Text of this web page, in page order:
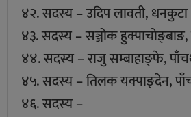
४२. सदस्य – उदिप लावती, धनकुटा
४३. सदस्य – सञ्जोक हुक्पाचोङ्बाङ,
४४. सदस्य – राजु सम्बाहाङ्फे,
४५. सदस्य – तिलक यक्पाङ्देन,
४६. सदस्य –